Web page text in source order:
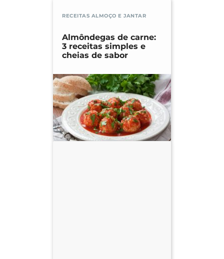
RECEITAS ALMOÇO E JANTAR
Almôndegas de carne:
3 receitas simples e
cheias de sabor